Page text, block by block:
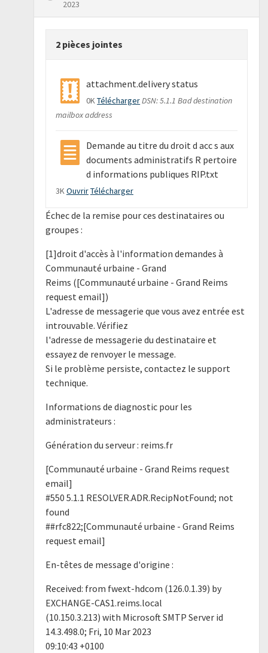
2023
2 pièces jointes
attachment.delivery status
0KTéléchargerDSN: 5.1.1 Bad destination
mailbox address
Demande au titre du droit d acc s aux
documents administratifs R pertoire
d informations publiques RIP.txt
3K OuvrirTélécharger
Échec de la remise pour ces destinataires ou
groupes :
[1]droit d'accès à l'information demandes à
Communauté urbaine - Grand
Reims ([Communauté urbaine - Grand Reims
request email])
L'adresse de messagerie que vous avez entrée est
introuvable. Vérifiez
l'adresse de messagerie du destinataire et
essayez de renvoyer le message.
Si le problème persiste, contactez le support
technique.
Informations de diagnostic pour les
administrateurs :
Génération du serveur : reims.fr
[Communauté urbaine - Grand Reims request
email]
#550 5.1.1 RESOLVER.ADR.RecipNotFound; not
found
##rfc822;[Communauté urbaine - Grand Reims
request email]
En-têtes de message d'origine :
Received: from fwext-hdcom (126.0.1.39) by
EXCHANGE-CAS1.reims.local
(10.150.3.213) with Microsoft SMTP Server id
14.3.498.0; Fri, 10 Mar 2023
09:10:43 +0100